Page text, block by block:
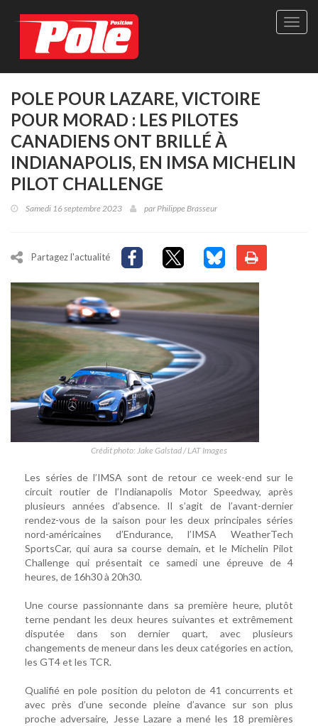
Site
POLE POUR LAZARE, VICTOIRE
POUR MORAD : LES PILOTES
CANADIENS ONT BRILLÉ À
INDIANAPOLIS, EN IMSA MICHELIN
PILOT CHALLENGE
Samedi 16 septembre 2023 parPhilippe Brasseur
Partagez l'actualité
Crédit photo: Jake Galstad / LAT Images
Les séries de l’IMSA sont de retour ce week-end sur le
circuit routier de l’Indianapolis Motor Speedway, après
plusieurs années d’absence. Il s’agit de l’avant-dernier
rendez-vous de la saison pour les deux principales séries
nord-américaines d’Endurance, l’IMSA WeatherTech
SportsCar, qui aura sa course demain, et le Michelin Pilot
Challenge qui présentait ce samedi une épreuve de 4
heures, de 16h30 à 20h30.
Une course passionnante dans sa première heure, plutôt
terne pendant les deux heures suivantes et extrêmement
disputée dans son dernier quart, avec plusieurs
changements de meneur dans les deux catégories en action,
les GT4 et les TCR.
Qualifié en pole position du peloton de 41 concurrents et
avec près d’une seconde pleine d’avance sur son plus
proche adversaire, Jesse Lazare a mené les 18 premières